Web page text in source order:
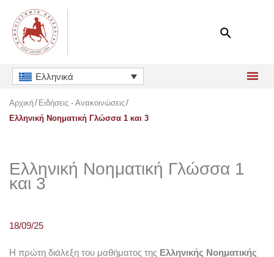
περιεχόμενο
Ελληνικά
Αρχική Ειδήσεις - Ανακοινώσεις
Ελληνική Νοηματική Γλώσσα 1 και 3
Ελληνική Νοηματική Γλώσσα 1
και 3
18/09/25
Η πρώτη διάλεξη του μαθήματος της Ελληνικής Νοηματικής